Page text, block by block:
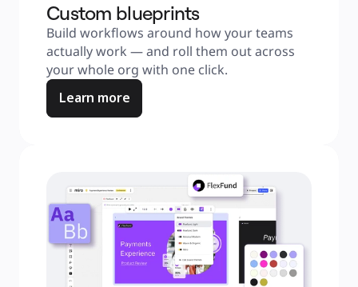
Custom blueprints
Build workflows around how your teams
actually work — and roll them out across
your whole org with one click.
Learn more